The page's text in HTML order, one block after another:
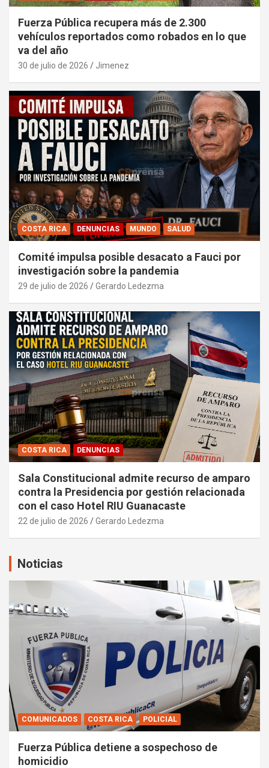
Fuerza Pública recupera más de 2.300
vehículos reportados como robados en lo que
va del año
30 de julio de 2026 Jimenez
COSTA RICA DENUNCIAS MUNDO SALUD
Comité impulsa posible desacato a Fauci por
investigación sobre la pandemia
29 de julio de 2026 Gerardo Ledezma
COSTA RICA DENUNCIAS
Sala Constitucional admite recurso de amparo
contra la Presidencia por gestión relacionada
con el caso Hotel RIU Guanacaste
22 de julio de 2026 Gerardo Ledezma
Noticias
COMUNICADOS COSTA RICA POLICIAL
Fuerza Pública detiene a sospechoso de
homicidio